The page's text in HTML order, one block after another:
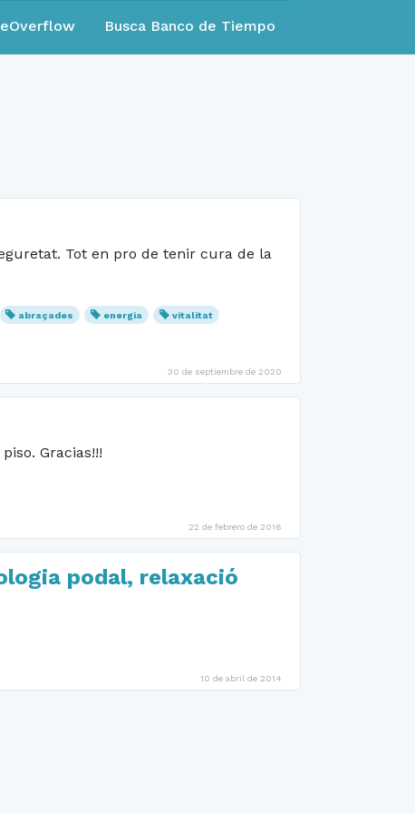
Busca Banco de Tiempo
Tot en pro de tenir cura de la
abraçades energia
vitalitat
30 de septiembre de 2020
Gracias!!!
22 de febrero de 2016
podal, relaxació
10 de abril de 2014